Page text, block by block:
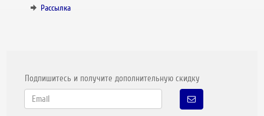
Рассылка
Подпишитесь и получите дополнительную скидку